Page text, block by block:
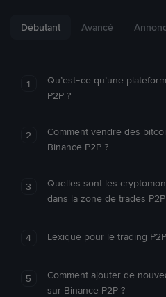
Débutant Avancé
1
Qu’est-ce qu’une
P2P ?
2
Comment vendre des
Binance P2P ?
3
Quelles sont les
dans la zone de trades
4 Lexique pour le trading P2P
5
Comment ajouter de
sur Binance P2P ?